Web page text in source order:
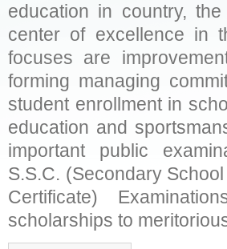
education in country,
center of excellence in
focuses are
forming managing
student enrollment in
education and
important public
S.S.C. (Secondary
Certificate)
scholarships to